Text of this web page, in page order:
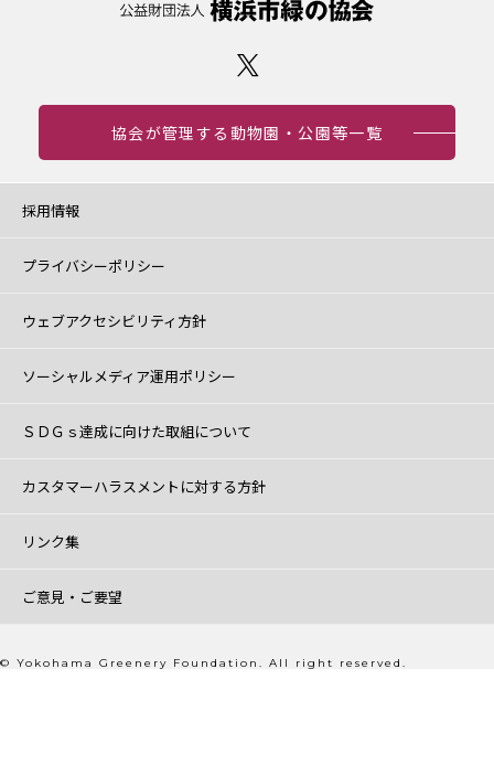
協会が管理する動物園・公園等一覧
採用情報
プライバシーポリシー
ウェブアクセシビリティ方針
ソーシャルメディア運用ポリシー
ＳＤＧｓ達成に向けた取組について
カスタマーハラスメントに対する方針
リンク集
ご意見・ご要望
© Yokohama Greenery Foundation. All right reserved.